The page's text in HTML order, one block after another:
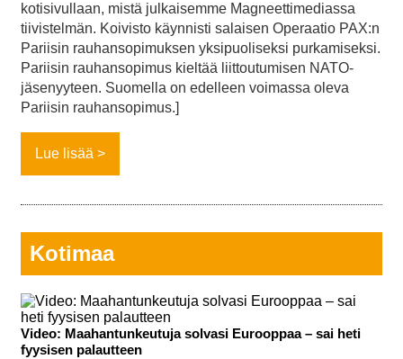
kotisivullaan, mistä julkaisemme Magneettimediassa
tiivistelmän. Koivisto käynnisti salaisen Operaatio PAX:n
Pariisin rauhansopimuksen yksipuoliseksi purkamiseksi.
Pariisin rauhansopimus kieltää liittoutumisen NATO-
jäsenyyteen. Suomella on edelleen voimassa oleva
Pariisin rauhansopimus.]
Lue lisää
Kotimaa
Video: Maahantunkeutuja solvasi Eurooppaa – sai heti
fyysisen palautteen